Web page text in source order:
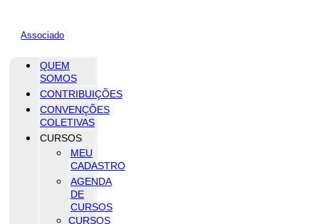
Associado
QUEM
SOMOS
CONTRIBUIÇÕES
CONVENÇÕES
COLETIVAS
CURSOS
MEU
CADASTRO
AGENDA
DE
CURSOS
CURSOS